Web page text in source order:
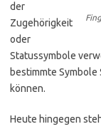
der
Zugehörigkeit
oder
Statussymbole
bestimmte
können.
Heute hingegen